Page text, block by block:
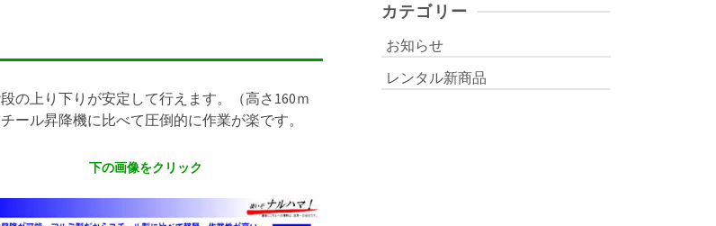
の上り下りが安定して行えます。（高さ160ｍ
ール昇降機に比べて圧倒的に作業が楽です。
下の画像をクリック
カテゴリー
お知らせ
レンタル新商品